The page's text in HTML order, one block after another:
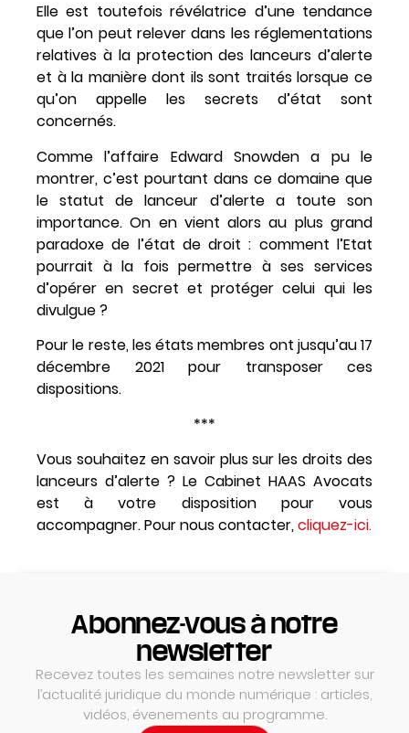
Elle est toutefois révélatrice d’une tendance
que l’on peut relever dans les réglementations
relatives à la protection des lanceurs d’alerte
et à la manière dont ils sont traités lorsque ce
qu’on appelle les secrets d’état sont
concernés.
Comme l’affaire Edward Snowden a pu le
montrer, c’est pourtant dans ce domaine que
le statut de lanceur d’alerte a toute son
importance. On en vient alors au plus grand
paradoxe de l’état de droit : comment l’Etat
pourrait à la fois permettre à ses services
d’opérer en secret et protéger celui qui les
divulgue ?
Pour le reste, les états membres ont jusqu’au 17
décembre 2021 pour transposer ces
dispositions.
***
Vous souhaitez en savoir plus sur les droits des
lanceurs d’alerte ? Le Cabinet HAAS Avocats
est à votre disposition pour vous
accompagner. Pour nous contacter,cliquez-ici.
Abonnez-vous à notre
newsletter
Recevez toutes les semaines notre newsletter sur
l’actualité juridique du monde numérique : articles,
vidéos, évenements au programme.